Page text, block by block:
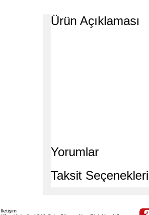
Ürün Açıklaması
Yorumlar
Taksit Seçenekleri
İletişim